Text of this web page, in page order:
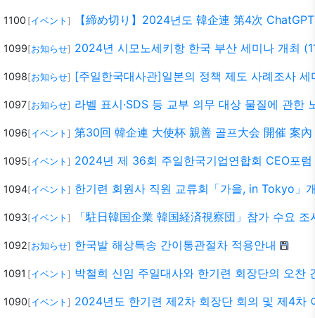
1100 [イベント ] 【締め切り】2024년도 韓企連 第4次
1099 [お知らせ] 2024년 시모노세키항 한국 부산 세미나 개최
1098 [お知らせ] [주일한국대사관]일본의 정책 제도 사례조사
1097 [お知らせ] 라벨 표시·SDS 등 교부 의무 대상 물질에 관
1096 [イベント ] 第30回 韓企連 大使杯 親善 골프大会 開催 案
1095 [イベント ] 2024년 제 36회 주일한국기업연합회 CEO포
1094[イベント ] 한기련 회원사 직원 교류회「가을, in Tokyo」
1093 [イベント ] 「駐日韓国企業 韓国経済視察団」참가 수요 조
1092 [お知らせ] 한국발 해상특송 간이통관절차 적용안내
1091 [イベント ] 박철희 신임 주일대사와 한기련 회장단의 오찬
1090 [イベント ] 2024년도 한기련 제2차 회장단 회의 및 제4차